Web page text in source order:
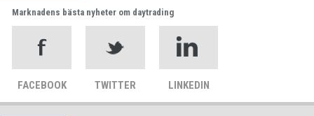
Marknadens bästa nyheter om daytrading
FACEBOOK TWITTER LINKEDIN